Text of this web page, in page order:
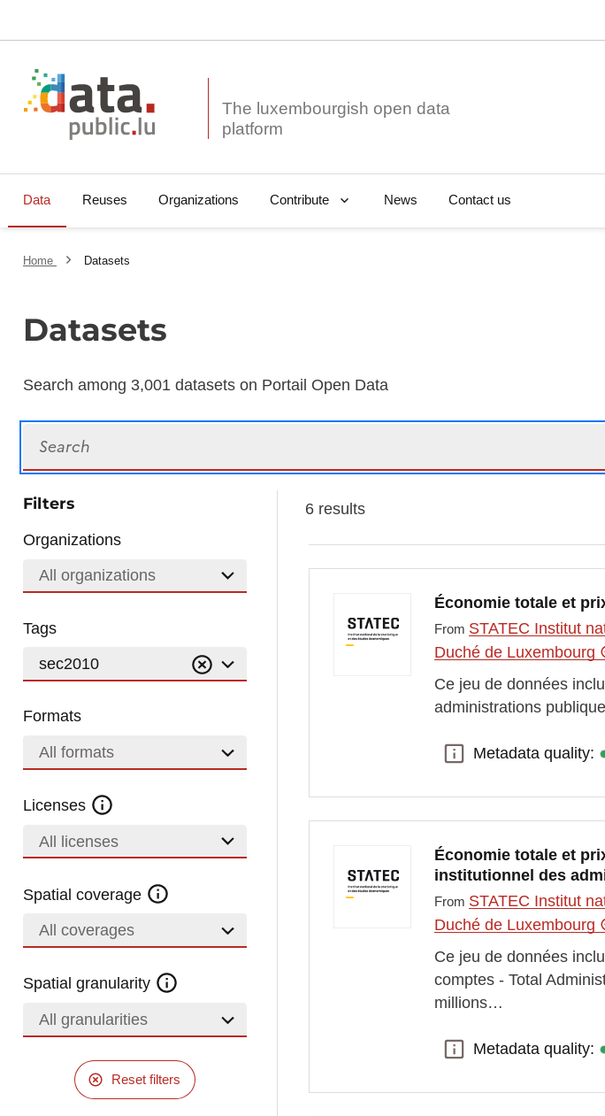
The luxembourgish open data
Data Reuses Organizations Contribute News Contact us
Home Datasets
Datasets
Search among 3,001 datasets on Portail Open Data
Filters
Organizations
All organizations
Tags
sec2010
Formats
All formats
Licenses
All licenses
Spatial coverage
All coverages
Spatial granularity
All granularities
Reset filters
6 results
Économie totale et
From STATEC Institut
Duché de Luxembourg
Ce jeu de données
administrations
Metadata quality:
Metadata quality:
Économie totale et
institutionnel des
From STATEC Institut
Duché de Luxembourg
Ce jeu de données
comptes - Total
millions…
Metadata quality:
Metadata quality: